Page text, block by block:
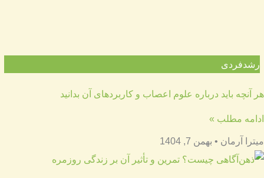
رشدفردی
هر آنچه باید درباره علوم اعصاب و کاربردهای آن بدانید
ادامه مطلب »
میترا آرمان بهمن 7, 1404